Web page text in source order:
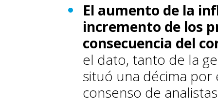
El aumento de la
incremento de los
consecuencia del
el dato, tanto de la
situó una décima por
consenso de